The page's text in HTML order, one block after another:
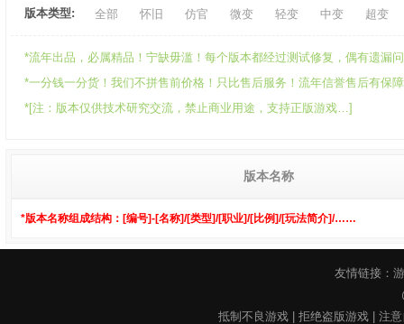
版本类型: 全部 怀旧 仿官 微变 轻变 中变 超变
*流年出品，必属精品！宁缺毋滥！每个版本都经过测试修复，偶有遗漏
*一分钱一分货！我们不拼售前价格！只比售后服务！流年信誉售后有保
*[注：版本仅供技术研究交流，禁止商业用途，支持正版游戏…]
版本名称
*版本名称组成结构：[编号]-[名称]/[类型]/[职业]/[比例]/[玩法简介]/……
友情链接：
抵制不良游戏 | 拒绝盗版游戏 | 注